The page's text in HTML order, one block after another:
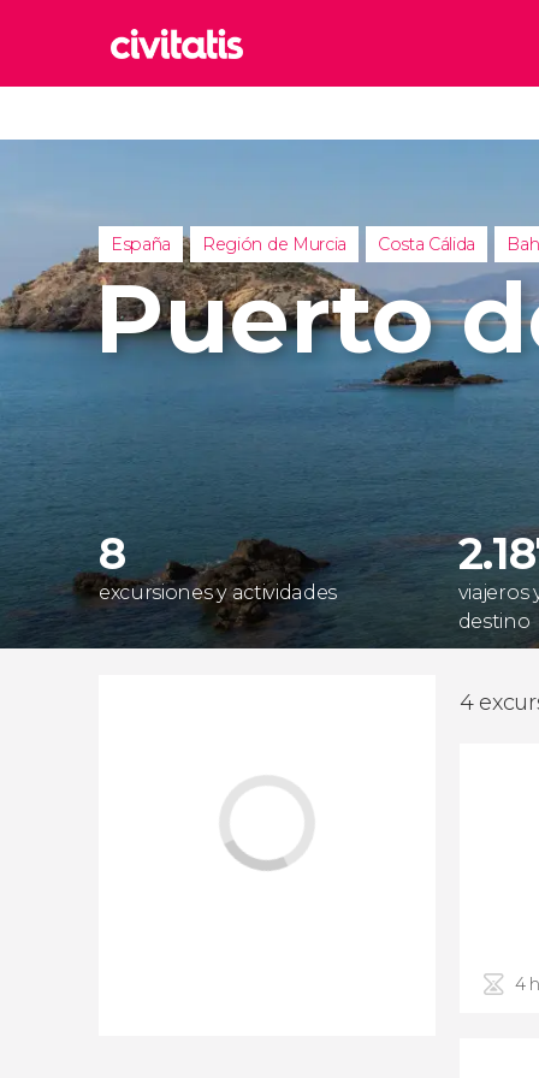
Italia
Reino
España Región de Murcia Costa Cálida
Puerto
8
excursiones y actividades
viajeros
destino
4
4